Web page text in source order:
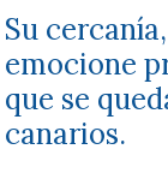
Su
emocione
que se
canarios.